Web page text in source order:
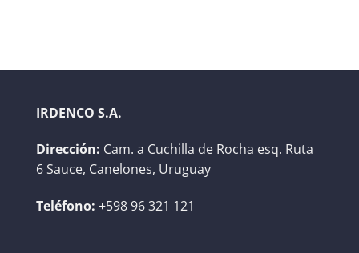
IRDENCO S.A.
Dirección: Cam. a Cuchilla de Rocha esq. Ruta
6 Sauce, Canelones, Uruguay
Teléfono: +598 96 321 121